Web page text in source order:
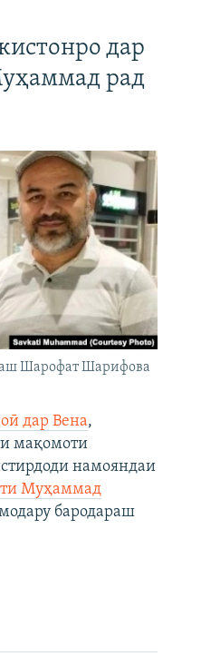
дар
рад
Шарофат Шарифова
дар Вена,
мақомоти
намояндаи
Муҳаммад
бародараш